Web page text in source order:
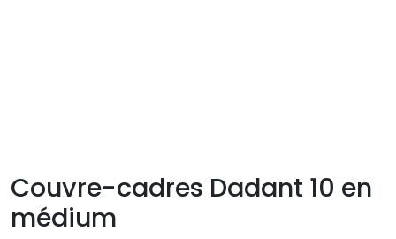
Couvre-cadres Dadant 10 en
médium